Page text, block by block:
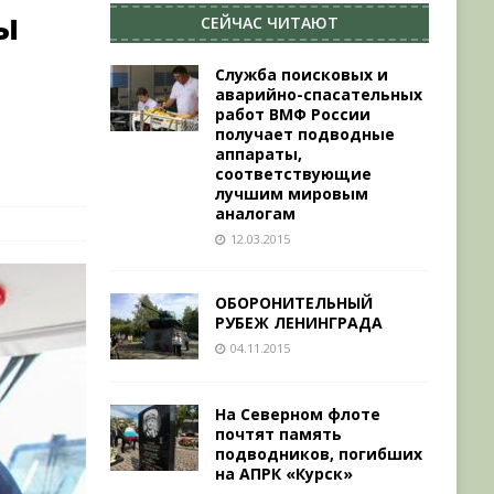
СЕЙЧАС ЧИТАЮТ
Служба поисковых и
аварийно-спасательных
работ ВМФ России
получает подводные
аппараты,
соответствующие
лучшим мировым
аналогам
12.03.2015
ОБОРОНИТЕЛЬНЫЙ
РУБЕЖ ЛЕНИНГРАДА
04.11.2015
На Северном флоте
почтят память
подводников, погибших
на АПРК «Курск»